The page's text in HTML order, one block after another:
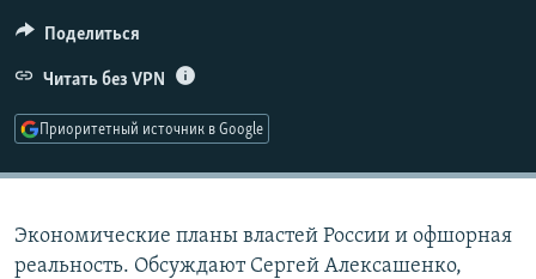
Поделиться
Читать без VPN
Приоритетный источник в Google
Экономические планы властей России и офшорная
реальность. Обсуждают Сергей Алексашенко,